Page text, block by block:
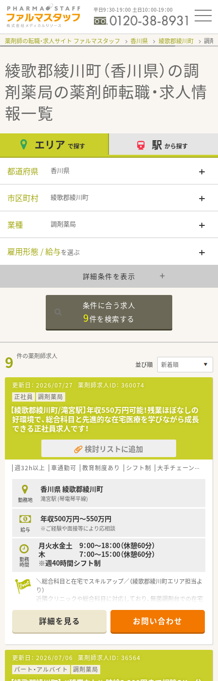
平日9：30-19：00 土日10：00-19：00
薬剤師の転職・求人サイト ファルマスタッフ 香川県 綾歌郡綾川町 調剤
綾歌郡綾川町（香川県）の調
剤薬局の薬剤師転職・求人情
報一覧
エリア で探す 駅 から探す
都道府県 香川県
市区町村 綾歌郡綾川町
業種 調剤薬局
雇用形態 / 給与を選ぶ
詳細条件を表示
条件に合う求人
9件を検索する
9 件の薬剤師求人
並び順
更新日： 2026/07/27 薬剤師求人ID： 360074
正社員
調剤薬局
【綾歌郡綾川町/滝宮駅】年収550万円可能！残業ほぼなしの
好環境で、総合科目と先進的な在宅医療を学びながら成長
できる正社員求人です！
検討リストに追加
週32h以上 車通勤可 教育制度あり シフト制 大手チェーン以外
勤務地
香川県 綾歌郡綾川町
滝宮駅 (琴電琴平線)
給与
年収500万円～550万円
※ご経験や面接等により応相談
勤務
時間
月火水金土 9：00～18：00（休憩60分）
木 7：00～15：00（休憩60分）
※週40時間シフト制
＼総合科目と在宅でスキルアップ／（綾歌郡綾川町エリア担当よ
り）
近隣クリニックや総合科目に対応しており、無菌調剤台での在宅
てキャリアを高めたい方に最適です。
【店舗情報と応需状況について】
■最寄り駅の滝宮駅から徒歩4分ほどの場所に位置しており、県
道282号線沿いにあるためお車での通勤にも非常に便利な立地
です。
■近隣にあるクリニックのほか、広範な総合科目からの処方箋に
対応しており、1日あたりの平均応需枚数は50枚程度となってい
詳細を見る お問い合わせ
更新日： 2026/07/06 薬剤師求人ID： 36564
パート・アルバイト
調剤薬局